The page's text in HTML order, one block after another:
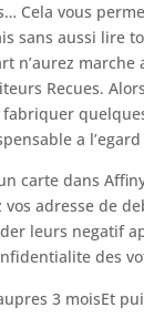
Cela vous
sans aussi lire
n’aurez
Recues.
a
carte dans
vos adresse de
leurs negatif
des
3 moisEt